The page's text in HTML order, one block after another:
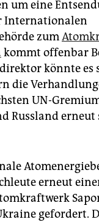
um eine
Internationalen
zum
kommt offenbar
könnte es
die
UN-
Russland erneut
erneut
gefordert.